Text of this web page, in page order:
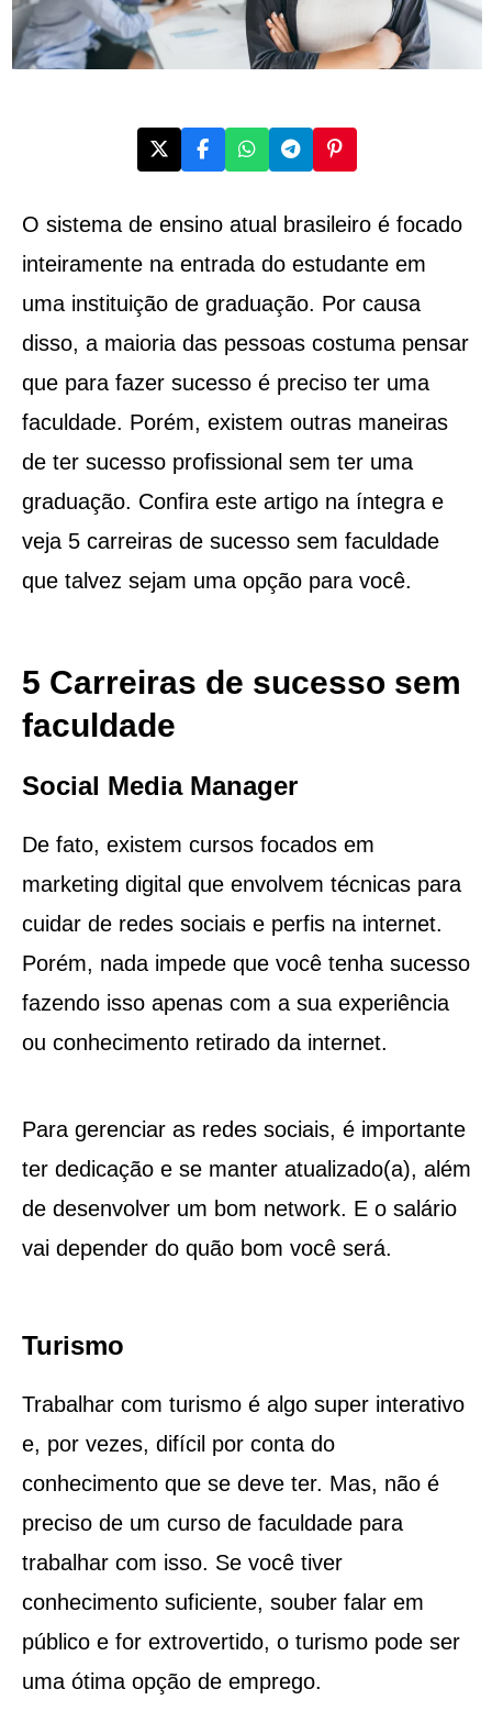
O sistema de ensino atual brasileiro é focado
inteiramente na entrada do estudante em
uma instituição de graduação. Por causa
disso, a maioria das pessoas costuma pensar
que para fazer sucesso é preciso ter uma
faculdade. Porém, existem outras maneiras
de ter sucesso profissional sem ter uma
graduação. Confira este artigo na íntegra e
veja 5 carreiras de sucesso sem faculdade
que talvez sejam uma opção para você.
5 Carreiras de sucesso sem
faculdade
Social Media Manager
De fato, existem cursos focados em
marketing digital que envolvem técnicas para
cuidar de redes sociais e perfis na internet.
Porém, nada impede que você tenha sucesso
fazendo isso apenas com a sua experiência
ou conhecimento retirado da internet.
Para gerenciar as redes sociais, é importante
ter dedicação e se manter atualizado(a), além
de desenvolver um bom network. E o salário
vai depender do quão bom você será.
Turismo
Trabalhar com turismo é algo super interativo
e, por vezes, difícil por conta do
conhecimento que se deve ter. Mas, não é
preciso de um curso de faculdade para
trabalhar com isso. Se você tiver
conhecimento suficiente, souber falar em
público e for extrovertido, o turismo pode ser
uma ótima opção de emprego.